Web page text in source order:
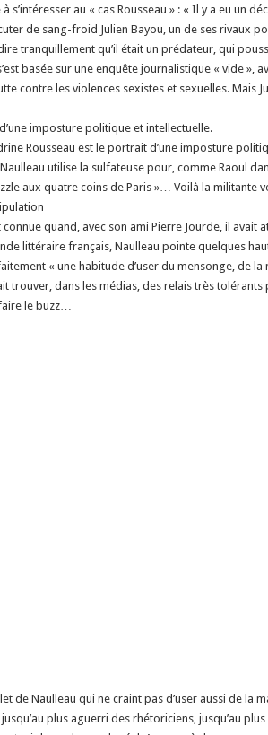
s’intéresser au « cas Rousseau » : « Il y a eu un
de sang-froid Julien Bayou, un de ses rivaux
tranquillement qu’il était un prédateur, qui
basée sur une enquête journalistique « vide »,
contre les violences sexistes et sexuelles. Mais
imposture politique et intellectuelle.
Rousseau est le portrait d’une imposture
utilise la sulfateuse pour, comme Raoul
aux quatre coins de Paris »… Voilà la militante
connue quand, avec son ami Pierre Jourde, il avait
littéraire français, Naulleau pointe quelques
« une habitude d’user du mensonge, de
trouver, dans les médias, des relais très tolérants
le buzz…
de Naulleau qui ne craint pas d’user aussi de la
plus aguerri des rhétoriciens, jusqu’au